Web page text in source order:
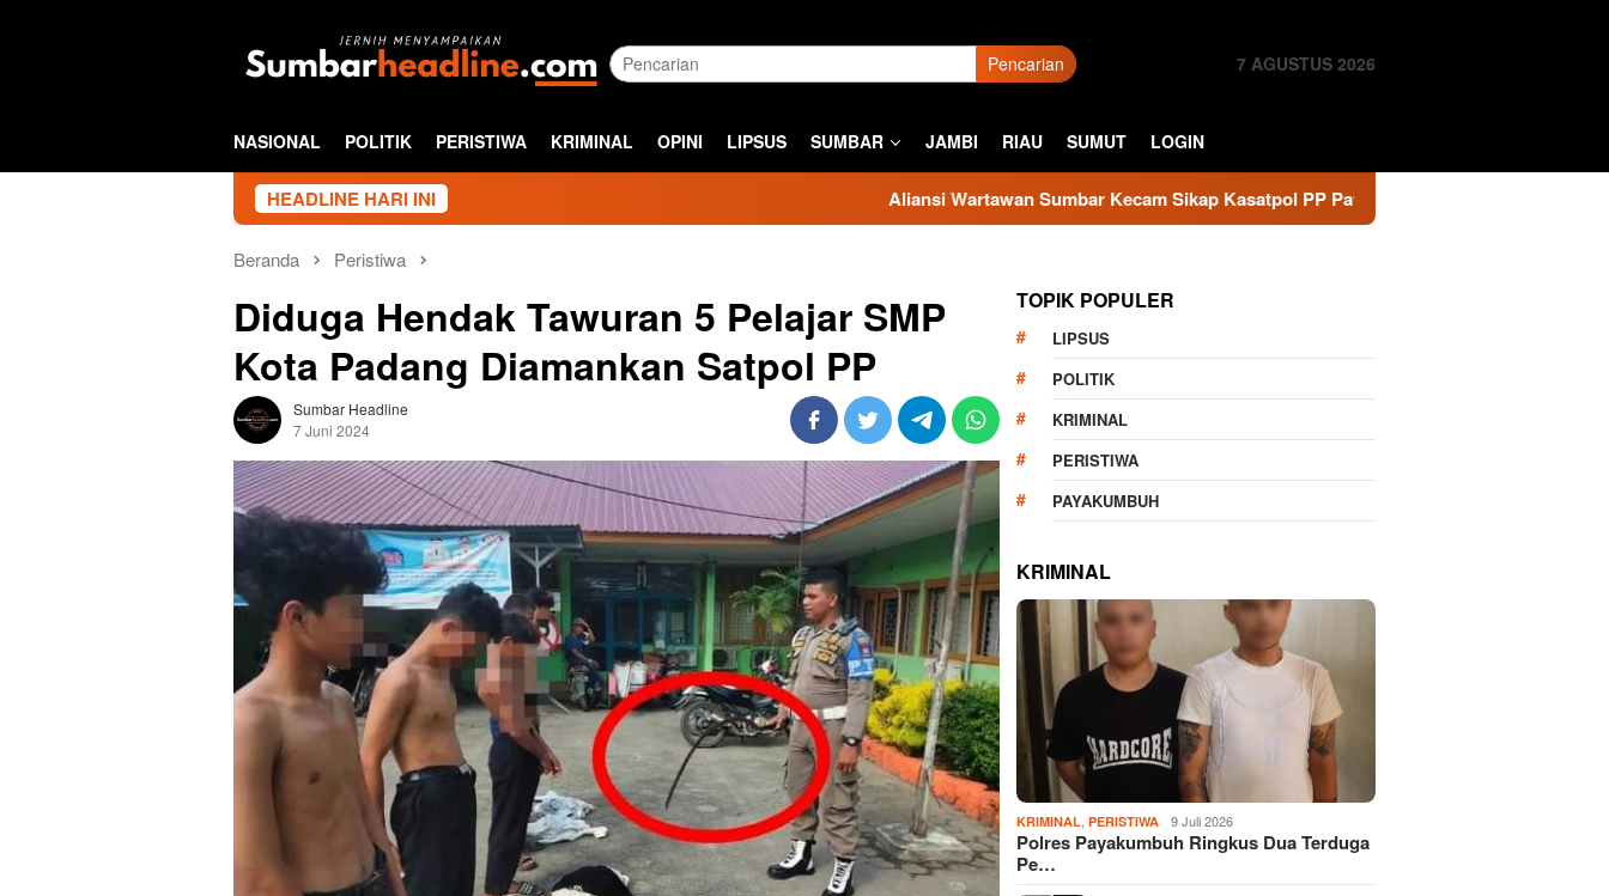
Pencarian 7 AGUSTUS 2026
NASIONAL POLITIK PERISTIWA KRIMINAL OPINI LIPSUS SUMBAR JAMBI RIAU SUMUT LOGIN
HEADLINE HARI INI Aliansi Wartawan Sumbar Kecam Sikap Kasatpol PP Payakumbuh, Minta Walikota Evaluasi
Beranda Peristiwa
Diduga Hendak Tawuran 5 Pelajar SMP
Kota Padang Diamankan Satpol PP
Sumbar Headline
7 Juni 2024
TOPIK POPULER
LIPSUS
POLITIK
KRIMINAL
PERISTIWA
PAYAKUMBUH
KRIMINAL
KRIMINAL ,PERISTIWA 9 Juli 2026
Polres Payakumbuh Ringkus Dua Terduga
Pe…